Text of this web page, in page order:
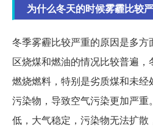
为什么冬天的时候雾霾比较
冬季雾霾比较严重的原因是多
区烧煤和燃油的情况比较普遍
燃烧燃料，特别是劣质煤和未
污染物，导致空气污染更加严
低，大气稳定，污染物无法扩